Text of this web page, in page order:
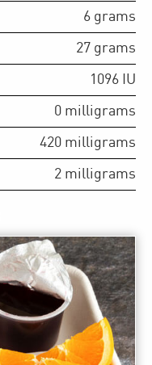
6 grams
27 grams
1096 IU
0 milligrams
420 milligrams
2 milligrams